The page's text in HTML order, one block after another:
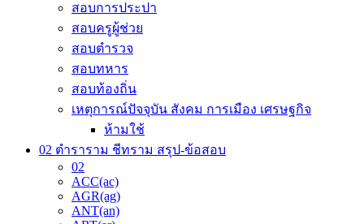
สอบการประปา
สอบครูผู้ช่วย
สอบตำรวจ
สอบทหาร
สอบท้องถิ่น
เหตุการณ์ปัจจุบัน สังคม การเมือง เศรษฐกิจ
ห้ามใช้
02 ตำราราม ชีทราม สรุป-ข้อสอบ
02
ACC(ac)
AGR(ag)
ANT(an)